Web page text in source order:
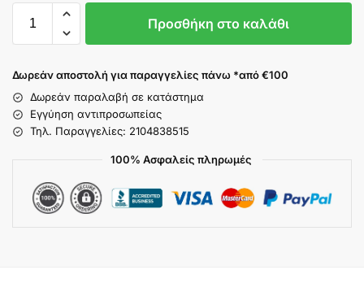
Προσθήκη στο καλάθι
Δωρεάν αποστολή για παραγγελίες πάνω *από €100
Δωρεάν παραλαβή σε κατάστημα
Εγγύηση αντιπροσωπείας
Τηλ. Παραγγελίες: 2104838515
100% Ασφαλείς πληρωμές